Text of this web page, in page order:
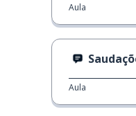
Aula
Aula